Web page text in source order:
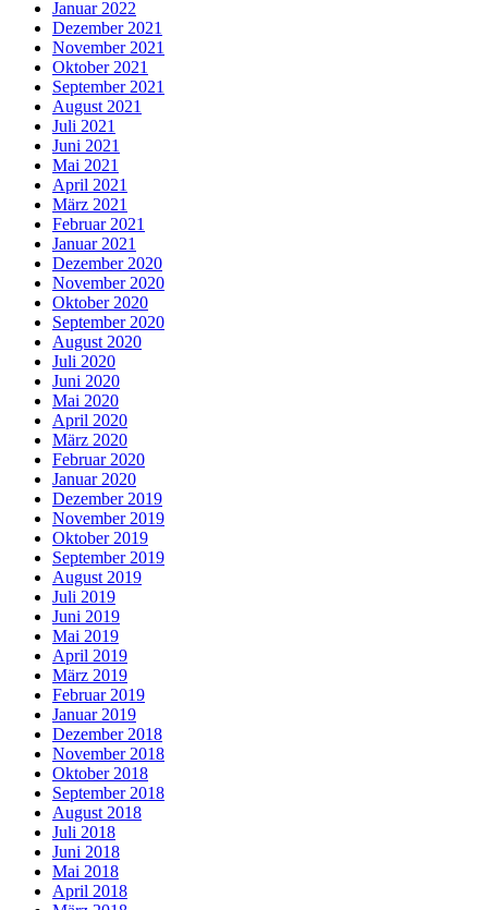
Januar 2022
Dezember 2021
November 2021
Oktober 2021
September 2021
August 2021
Juli 2021
Juni 2021
Mai 2021
April 2021
März 2021
Februar 2021
Januar 2021
Dezember 2020
November 2020
Oktober 2020
September 2020
August 2020
Juli 2020
Juni 2020
Mai 2020
April 2020
März 2020
Februar 2020
Januar 2020
Dezember 2019
November 2019
Oktober 2019
September 2019
August 2019
Juli 2019
Juni 2019
Mai 2019
April 2019
März 2019
Februar 2019
Januar 2019
Dezember 2018
November 2018
Oktober 2018
September 2018
August 2018
Juli 2018
Juni 2018
Mai 2018
April 2018